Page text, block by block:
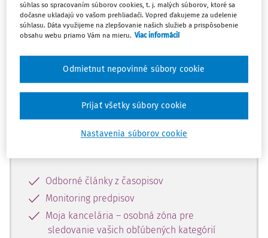
Celý odborný obsah z tejto oblasti je
dostupný predplatiteľom portálu.
Odomknite si prístup k odbornému
obsahu a získajte prístup na 10 dní
zdarma, stačí sa len zaregistrovať.
Vďaka registrácii získate prístup aj k
Odborné články z časopisov
Monitoring predpisov
Moja kancelária – osobná zóna pre
sledovanie vašich obľúbených kategórií
súhlas so spracovaním súborov cookies, t. j. malých súborov, ktoré sa
dočasne ukladajú vo vašom prehliadači. Vopred ďakujeme za udelenie
súhlasu. Dáta využijeme na zlepšovanie našich služieb a prispôsobenie
obsahu webu priamo Vám na mieru. Viac informácií
Nastavenia súborov cookie
Odmietnut nepovinné súbory cookie
Prijať všetky súbory cookie